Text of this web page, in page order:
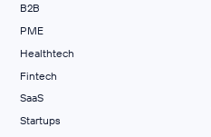
B2B
PME
Healthtech
Fintech
SaaS
Startups